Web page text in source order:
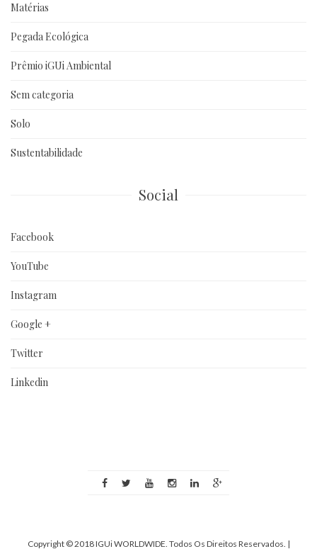
Matérias
Pegada Ecológica
Prêmio iGUi Ambiental
Sem categoria
Solo
Sustentabilidade
Social
Facebook
YouTube
Instagram
Google +
Twitter
Linkedin
Copyright © 2018 IGUi WORLDWIDE. Todos Os Direitos Reservados. |